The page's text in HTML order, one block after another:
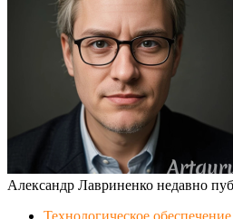
Александр Лавриненко недавно
Технологическое